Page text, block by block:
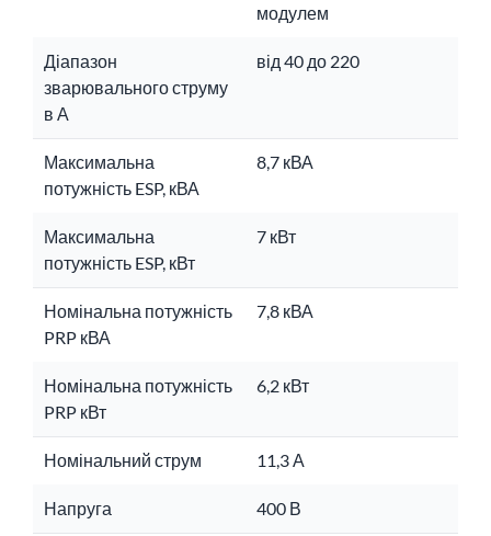
модулем
Діапазон
зварювального струму
в А
від 40 до 220
Максимальна
потужність ESP, кВА
8,7 кВА
Максимальна
потужність ESP, кВт
7 кВт
Номінальна потужність
PRP кВА
7,8 кВА
Номінальна потужність
PRP кВт
6,2 кВт
Номінальний струм 11,3 А
Напруга 400 В